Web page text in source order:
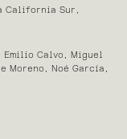
California Sur,
Emilio Calvo, Miguel
Moreno, Noé García,